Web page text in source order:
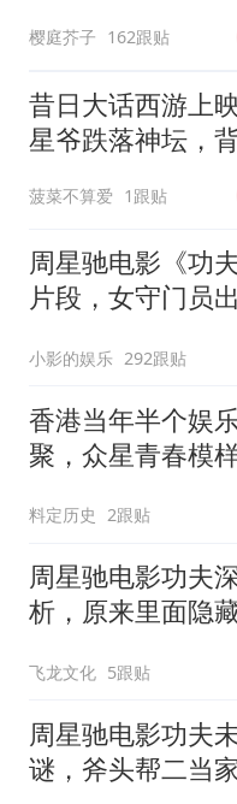
樱庭芥子 162跟贴
昔日大话西游上
星爷跌落神坛，
菠菜不算爱 1跟贴
周星驰电影《功
片段，女守门员
小影的娱乐 292跟贴
香港当年半个娱
聚，众星青春模
料定历史 2跟贴
周星驰电影功夫
析，原来里面隐
飞龙文化 5跟贴
周星驰电影功夫
谜，斧头帮二当